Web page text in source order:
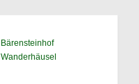
Bärensteinhof
Wanderhäusel